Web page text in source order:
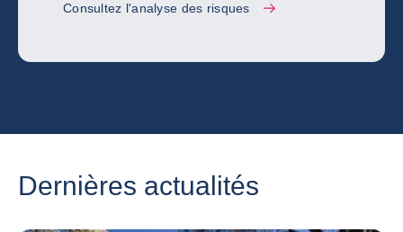
Consultez l'analyse des risques
Dernières actualités